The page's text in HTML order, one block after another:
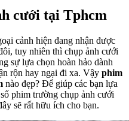
cưới tại Tphcm
cảnh hiện đang nhận được
tuy nhiên thì chụp ảnh cưới
sự lựa chọn hoàn hảo dành
rộn hay ngại đi xa. Vậy phim
nào đẹp? Để giúp các bạn lựa
phim trường chụp ảnh cưới
sẽ rất hữu ích cho bạn.